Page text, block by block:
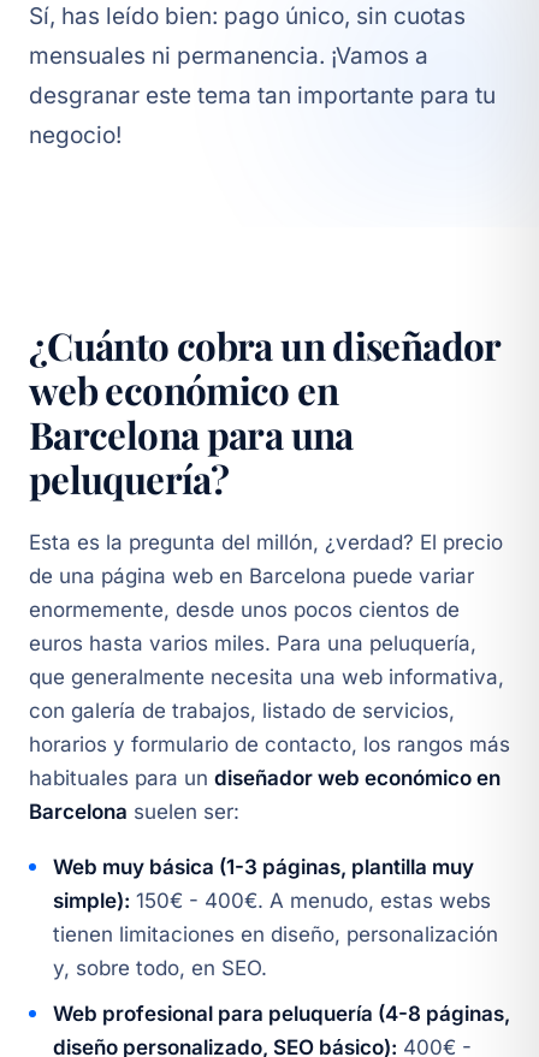
Sí, has leído bien: pago único, sin cuotas
mensuales ni permanencia. ¡Vamos a
desgranar este tema tan importante para tu
negocio!
¿Cuánto cobra un diseñador
web económico en
Barcelona para una
peluquería?
Esta es la pregunta del millón, ¿verdad? El precio
de una página web en Barcelona puede variar
enormemente, desde unos pocos cientos de
euros hasta varios miles. Para una peluquería,
que generalmente necesita una web informativa,
con galería de trabajos, listado de servicios,
horarios y formulario de contacto, los rangos más
habituales para un diseñador web económico en
Barcelona suelen ser:
Web muy básica (1-3 páginas, plantilla muy
simple): 150€ - 400€. A menudo, estas webs
tienen limitaciones en diseño, personalización
y, sobre todo, en SEO.
Web profesional para peluquería (4-8 páginas,
diseño personalizado, SEO básico): 400€ -